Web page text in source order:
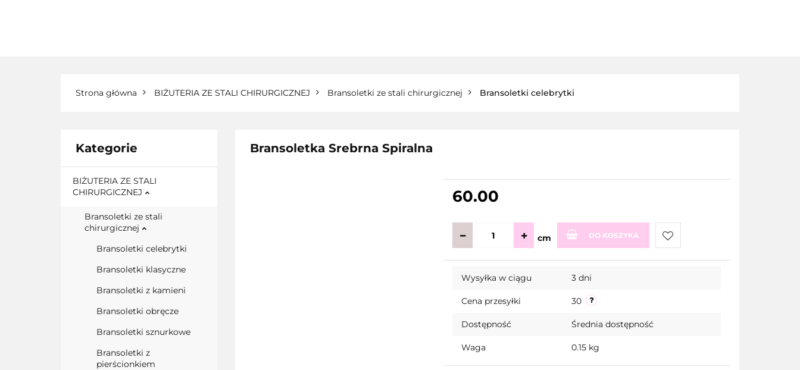
Strona główna BIŻUTERIA ZE STALI CHIRURGICZNEJ Bransoletki ze stali chirurgicznej Bransoletki celebrytki
Kategorie
BIŻUTERIA ZE STALI
CHIRURGICZNEJ
Bransoletki ze stali
chirurgicznej
Bransoletki celebrytki
Bransoletki klasyczne
Bransoletki z kamieni
Bransoletki obręcze
Bransoletki sznurkowe
Bransoletki z
pierścionkiem
Bransoletka Srebrna Spiralna
60.00
cm DO KOSZYKA
Do
Wysyłka w ciągu 3 dni
Cena przesyłki 30
Dostępność Średnia dostępność
Waga 0.15 kg